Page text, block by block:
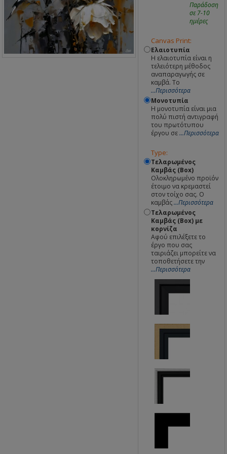
Παράδοση
σε 7-10
ημέρες
Canvas Print:
Ελαιοτυπία
Η ελαιοτυπία είναι η
τελειότερη μέθοδος
αναπαραγωγής σε
καμβά. Το
...Περισσότερα
Μονοτυπία
Η μονοτυπία είναι μια
πολύ πιστή αντιγραφή
του πρωτότυπου
έργου σε...Περισσότερα
Type:
Τελαρωμένος
Καμβάς (Box)
Ολοκληρωμένο προϊόν
έτοιμο να κρεμαστεί
στον τοίχο σας. Ο
καμβάς...Περισσότερα
Τελαρωμένος
Καμβάς (Box) με
κορνίζα
Αφού επιλέξετε το
έργο που σας
ταιριάζει μπορείτε να
τοποθετήσετε την
...Περισσότερα